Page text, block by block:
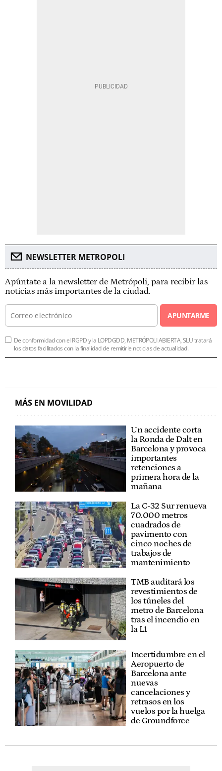
NEWSLETTER METROPOLI
Apúntate a la newsletter de Metrópoli, para recibir las
noticias más importantes de la ciudad.
APUNTARME
De conformidad con el RGPD y la LOPDGDD, METRÓPOLI ABIERTA, SLU tratará
los datos facilitados con la finalidad de remitirle noticias de actualidad.
MÁS EN MOVILIDAD
Un accidente corta
la Ronda de Dalt en
Barcelona y provoca
importantes
retenciones a
primera hora de la
mañana
La C-32 Sur renueva
70.000 metros
cuadrados de
pavimento con
cinco noches de
trabajos de
mantenimiento
TMB auditará los
revestimientos de
los túneles del
metro de Barcelona
tras el incendio en
la L1
Incertidumbre en el
Aeropuerto de
Barcelona ante
nuevas
cancelaciones y
retrasos en los
vuelos por la huelga
de Groundforce